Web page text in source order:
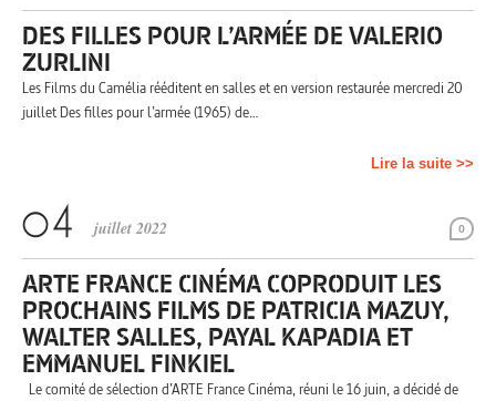
DES FILLES POUR L’ARMÉE DE VALERIO
ZURLINI
Les Films du Camélia rééditent en salles et en version restaurée mercredi 20
juillet Des filles pour l’armée (1965) de…
Lire la suite >>
0
juillet 2022
ARTE FRANCE CINÉMA COPRODUIT LES
PROCHAINS FILMS DE PATRICIA MAZUY,
WALTER SALLES, PAYAL KAPADIA ET
EMMANUEL FINKIEL
Le comité de sélection d’ARTE France Cinéma, réuni le 16 juin, a décidé de